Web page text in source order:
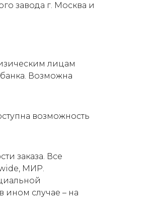
завода г. Москва и
лицам
Возможна
возможность
заказа. Все
МИР.
ином случае – на